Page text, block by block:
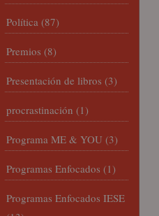
Política (87)
Premios (8)
Presentación de libros (3)
procrastinación (1)
Programa ME & YOU (3)
Programas Enfocados (1)
Programas Enfocados IESE